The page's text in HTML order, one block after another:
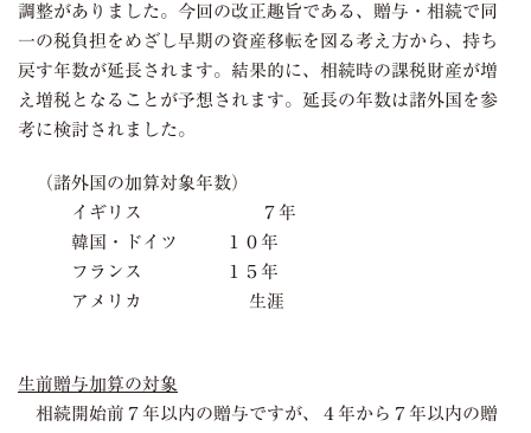
調整がありました。今回の改正趣旨である、贈与・相続で同
一の税負担をめざし早期の資産移転を図る考え方から、持ち
戻す年数が延長されます。結果的に、相続時の課税財産が増
え増税となることが予想されます。延長の年数は諸外国を参
考に検討されました。
（諸外国の加算対象年数）
イギリス ７年
韓国・ドイツ １０年
フランス １５年
アメリカ 生涯
生前贈与加算の対象
相続開始前７年以内の贈与ですが、４年から７年以内の贈